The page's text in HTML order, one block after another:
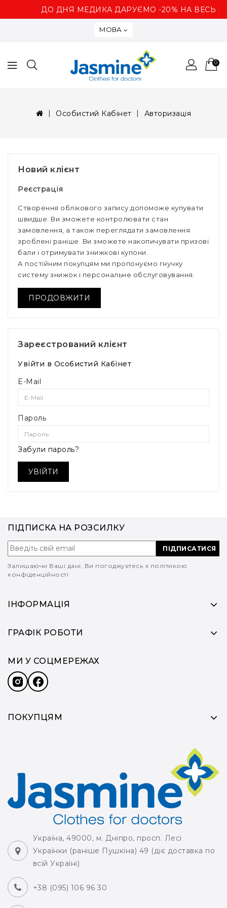
ДО ДНЯ МЕДИКА ДАРУЄМО -20% НА
МОВА
0
Особистий Кабінет Авторизація
Новий клієнт
Реєстрація
Створення облікового запису допоможе купувати
швидше. Ви зможете контролювати стан
замовлення, а також переглядати замовлення
зроблені раніше. Ви зможете накопичувати призові
бали і отримувати знижкові купони.
А постійним покупцям ми пропонуємо гнучку
систему знижок і персональне обслуговування.
ПРОДОВЖИТИ
Зареєстрований клієнт
Увійти в Особистий Кабінет
E-Mail
Пароль
Забули пароль?
ІНФОРМАЦІЯ
ГРАФІК РОБОТИ
Україна, 49000, м. Дніпро, просп. Лесі
Українки (раніше Пушкіна) 49 (діє доставка по
всій Україні)
+38 (095) 106 96 30
ПОКУПЦЯМ
ПІДПИСКА НА РОЗСИЛКУ
ПІДПИСАТИСЯ
Залишаючи Ваші дані, Ви погоджуєтесь з політикою
конфіденційності
МИ У СОЦМЕРЕЖАХ